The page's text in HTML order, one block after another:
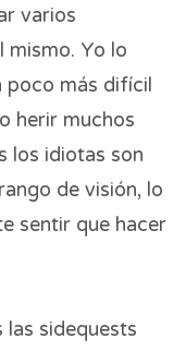
varios
mismo. Yo lo
poco más difícil
herir muchos
los idiotas son
de visión, lo
sentir que hacer
las sidequests